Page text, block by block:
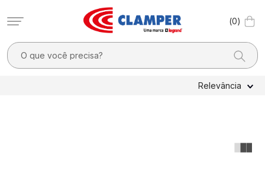
0
O que você precisa?
Relevância